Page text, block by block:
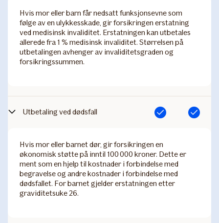
Hvis mor eller barn får nedsatt funksjonsevne som
følge av en ulykkesskade, gir forsikringen erstatning
ved medisinsk invaliditet. Erstatningen kan utbetales
allerede fra 1 % medisinsk invaliditet. Størrelsen på
utbetalingen avhenger av invaliditetsgraden og
forsikringssummen.
Utbetaling ved dødsfall Inkludert Inkludert
Hvis mor eller barnet dør, gir forsikringen en
økonomisk støtte på inntil 100 000 kroner. Dette er
ment som en hjelp til kostnader i forbindelse med
begravelse og andre kostnader i forbindelse med
dødsfallet. For barnet gjelder erstatningen etter
graviditetsuke 26.